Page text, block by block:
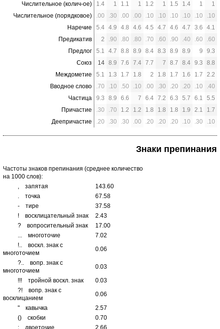
Числительное (колич-ое)
1.4 1 1.1 1 1.2 1 1.5 1.4 1
1
Числительное (порядковое)
.00 .30 .00 .00 .10 .10 .10 .10 .10
.10
Наречие
5.4 4.9 4.8 4.6 4.5 4.7 4.6 4.7 3.6
4.1
Предикатив
2 .90 .80 .80 .70 .60 .90 .40 .60
.60
Предлог
5.1 4.7 8.8 8.9 8.4 8.3 8.9 8.9 9
9.3
Союз
14 8.9 7.6 7.4 7.7 7 8.7 8.4 9.3
8.8
Междометие
5.1 1.3 1.7 1.8 2 1.8 1.7 1.6 1.7
2.2
Вводное слово
.70 .10 .50 .10 .00 .30 .20 .20 .10
.40
Частица
9.3 8.9 6.6 7 6.4 7.2 6.3 5.7 6.1
5.5
Причастие
.30 .70 1.2 1.2 1.8 1.8 1.8 1.9 2.1
1.7
Деепричастие
.20 .30 .30 .00 .20 .20 .20 .10 .30 .10
Знаки препинания
Частоты знаков препинания (среднее количество
на 1000 слов):
,
запятая
143.60
.
точка
67.58
-
тире
37.58
!
восклицательный знак
2.43
?
вопросительный знак
17.00
...
многоточие
7.02
!..
воскл. знак с
многоточием
0.06
?..
вопр. знак с
многоточием
0.03
!!!
тройной воскл. знак
0.03
?!
вопр. знак с
восклицанием
0.06
"
кавычка
2.57
()
скобки
0.70
:
двоеточие
2.66